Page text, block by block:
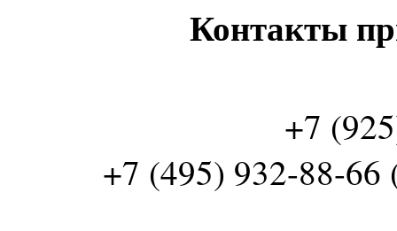
Контакты
+7
+7 (495) 932-88-66